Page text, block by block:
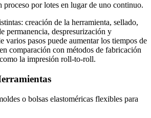
proceso por lotes en lugar de uno continuo.
creación de la herramienta, sellado,
permanencia, despresurización y
varios pasos puede aumentar los tiempos de
comparación con métodos de fabricación
la impresión roll-to-roll.
o bolsas elastoméricas flexibles para